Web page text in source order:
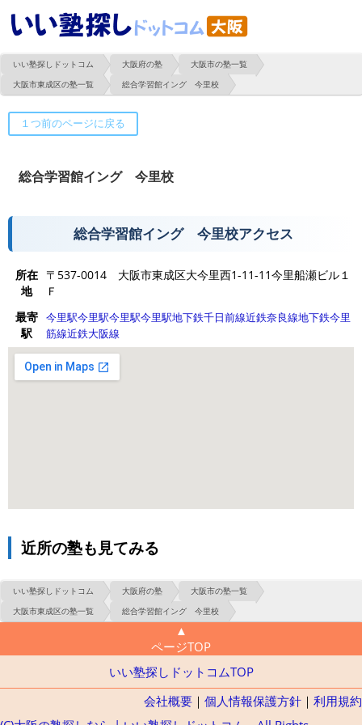
いい塾探しドットコム 大阪府の塾
大阪市の塾一覧
大阪市東成区の塾一覧
総合学習館イング 今里校
総合学習館イング 今里校
総合学習館イング 今里校アクセス
所在
地
〒537-0014 大阪市東成区大今里西1-11-11今里船瀬ビル１
Ｆ
最寄
駅
今里駅今里駅今里駅今里駅地下鉄千日前線近鉄奈良線地下鉄今里
筋線近鉄大阪線
近所の塾も見てみる
いい塾探しドットコム 大阪府の塾
大阪市の塾一覧
大阪市東成区の塾一覧
総合学習館イング 今里校
▲
ページTOP
いい塾探しドットコムTOP
会社概要 ｜ 個人情報保護方針 ｜ 利用規約